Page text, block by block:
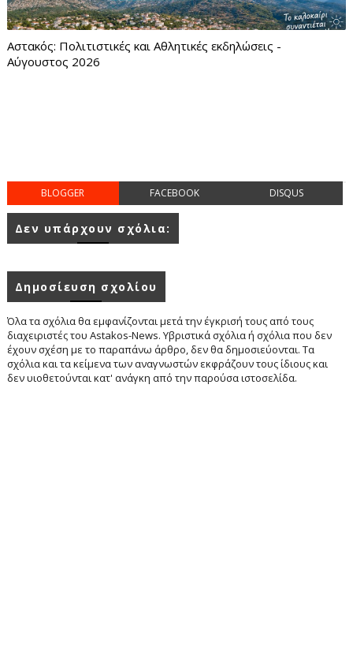
Αστακός: Πολιτιστικές και Αθλητικές εκδηλώσεις -
Αύγουστος 2026
BLOGGER FACEBOOK DISQUS
Δεν υπάρχουν σχόλια:
Δημοσίευση σχολίου
Όλα τα σχόλια θα εμφανίζονται μετά την έγκρισή τους από τους
διαχειριστές του Astakos-News. Υβριστικά σχόλια ή σχόλια που δεν
έχουν σχέση με το παραπάνω άρθρο, δεν θα δημοσιεύονται. Τα
σχόλια και τα κείμενα των αναγνωστών εκφράζουν τους ίδιους και
δεν υιοθετούνται κατ' ανάγκη από την παρούσα ιστοσελίδα.